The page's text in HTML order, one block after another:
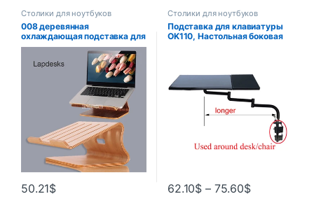
Столики для ноутбуков
008 деревянная
охлаждающая подставка для
ноутбука,
Высококачественная
деревянная подставка для
Apple Macbook для HP и
других предметов для
ноутбука, дизайнерская
50.21$
Столики для ноутбуков
Подставка для клавиатуры
OK110, Настольная боковая
ножек стула, XL, мыши
62.10$ – 75.60$